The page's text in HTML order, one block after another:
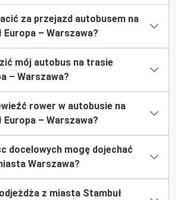
za przejazd autobusem na
Europa – Warszawa?
mój autobus na trasie
– Warszawa?
rower w autobusie na
Europa – Warszawa?
docelowych mogę dojechać
Warszawa?
z miasta Stambuł